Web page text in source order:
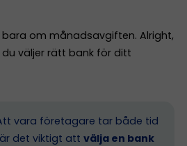
om månadsavgiften. Alright,
väljer rätt bank för ditt
vara företagare tar både tid
det viktigt att välja en bank